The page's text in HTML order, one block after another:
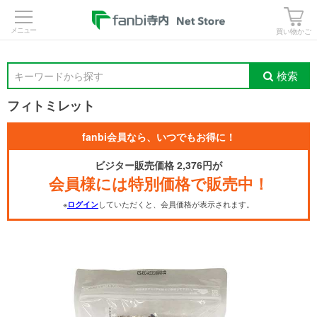
買い物かご
キーワードから探す 検索
フィトミレット
fanbi会員なら、いつでもお得に！
ビジター販売価格 2,376円が
会員様には特別価格で販売中！
※ログインしていただくと、会員価格が表示されます。